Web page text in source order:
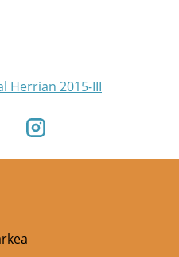
Herrian 2015-III